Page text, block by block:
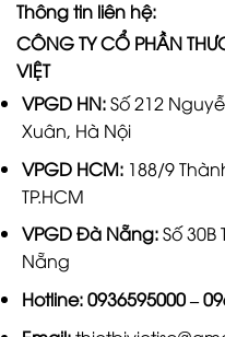
Thông tin liên hệ:
CÔNG TY CỔ PHẦN
VIỆT
VPGD HN:Số 212
Xuân, Hà Nội
VPGD HCM: 188/9
TP.HCM
VPGD Đà Nẵng:Số
Nẵng
Hotline:0936595000–